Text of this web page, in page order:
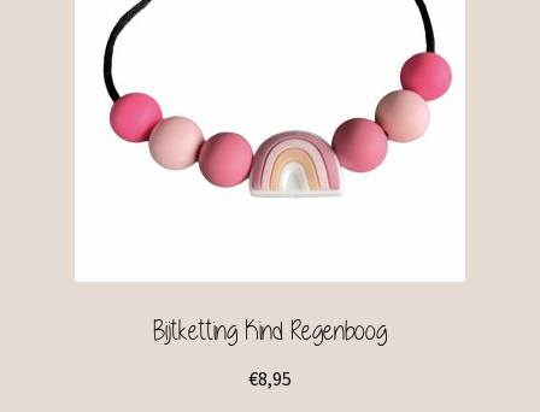
Bijtketting Kind Regenboog
€8,95